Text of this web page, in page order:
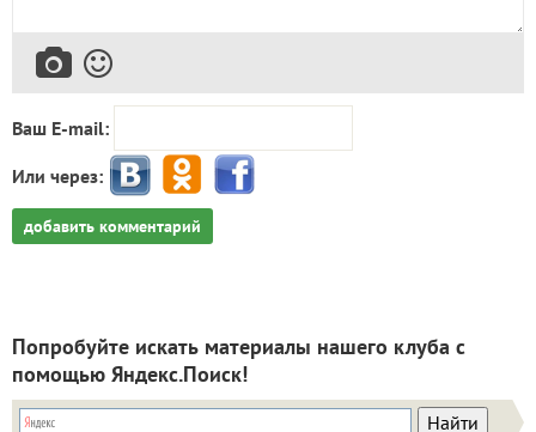
Ваш E-mail:
Или через:
добавить комментарий
Попробуйте искать материалы нашего клуба с
помощью Яндекс.Поиск!